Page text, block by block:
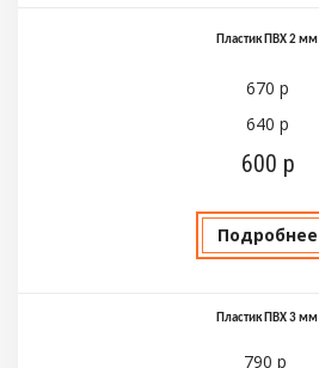
Пластик ПВХ 2 мм
670 р
640 р
600 р
Подробнее
Пластик ПВХ 3 мм
790 р